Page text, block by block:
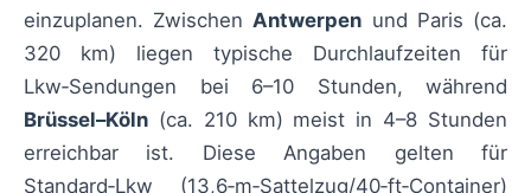
einzuplanen. ZwischenAntwerpen und Paris (ca.
320 km) liegen typische Durchlaufzeiten für
Lkw‑Sendungen bei 6–10 Stunden, während
Brüssel–Köln (ca. 210 km) meist in 4–8 Stunden
erreichbar ist. Diese Angaben gelten für
Standard‑Lkw (13,6‑m‑Sattelzug/40‑ft‑Container)